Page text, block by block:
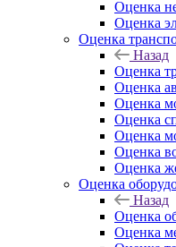
Оценка
Оценка
Оценка
Назад
Оценка
Оценка
Оценка
Оценка
Оценка
Оценка
Оценка
Оценка
Назад
Оценка
Оценка